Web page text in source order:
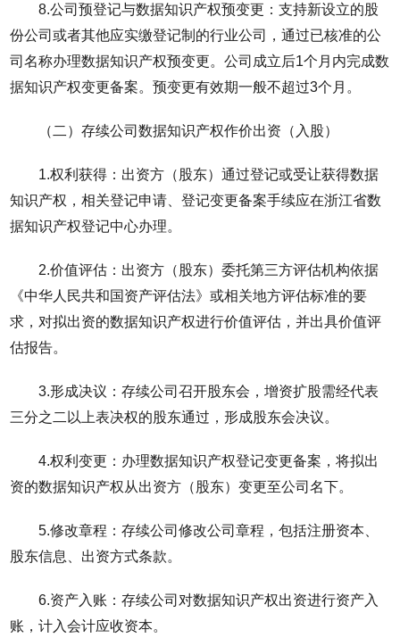
8.公司预登记与数据知识产权预变更：支持新设立的股
份公司或者其他应实缴登记制的行业公司，通过已核准的公
司名称办理数据知识产权预变更。公司成立后1个月内完成数
据知识产权变更备案。预变更有效期一般不超过3个月。
（二）存续公司数据知识产权作价出资（入股）
1.权利获得：出资方（股东）通过登记或受让获得数据
知识产权，相关登记申请、登记变更备案手续应在浙江省数
据知识产权登记中心办理。
2.价值评估：出资方（股东）委托第三方评估机构依据
《中华人民共和国资产评估法》或相关地方评估标准的要
求，对拟出资的数据知识产权进行价值评估，并出具价值评
估报告。
3.形成决议：存续公司召开股东会，增资扩股需经代表
三分之二以上表决权的股东通过，形成股东会决议。
4.权利变更：办理数据知识产权登记变更备案，将拟出
资的数据知识产权从出资方（股东）变更至公司名下。
5.修改章程：存续公司修改公司章程，包括注册资本、
股东信息、出资方式条款。
6.资产入账：存续公司对数据知识产权出资进行资产入
账，计入会计应收资本。